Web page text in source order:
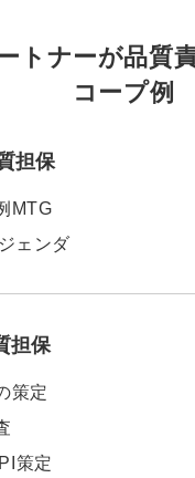
トナーが品質
コープ例
担保
MTG
ェンダ
担保
策定
策定